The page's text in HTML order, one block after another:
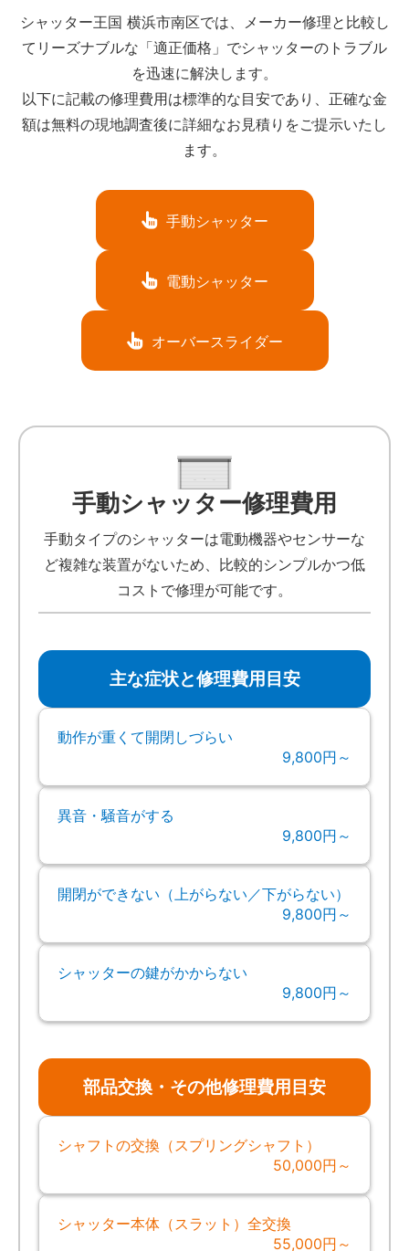
シャッター王国 横浜市南区では、メーカー修理と比較し
てリーズナブルな「適正価格」でシャッターのトラブル
を迅速に解決します。
以下に記載の修理費用は標準的な目安であり、正確な金
額は無料の現地調査後に詳細なお見積りをご提示いたし
ます。
手動シャッター
電動シャッター
オーバースライダー
手動シャッター修理費用
手動タイプのシャッターは電動機器やセンサーな
ど複雑な装置がないため、比較的シンプルかつ低
コストで修理が可能です。
主な症状と修理費用目安
動作が重くて開閉しづらい
9,800円～
異音・騒音がする
9,800円～
開閉ができない（上がらない／下がらない）
9,800円～
シャッターの鍵がかからない
9,800円～
部品交換・その他修理費用目安
シャフトの交換（スプリングシャフト）
50,000円～
シャッター本体（スラット）全交換
55,000円～